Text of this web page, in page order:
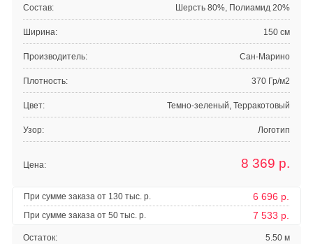
Состав: Шерсть 80%, Полиамид 20%
Ширина: 150 см
Производитель: Сан-Марино
Плотность: 370 Гр/м2
Цвет: Темно-зеленый, Терракотовый
Узор: Логотип
Цена: 8 369 р.
При сумме заказа от 130 тыс. р. 6 696 р.
При сумме заказа от 50 тыс. р. 7 533 р.
Остаток: 5.50 м